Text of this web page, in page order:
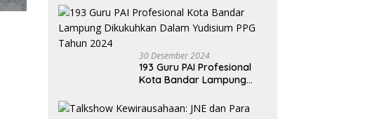
dari BNN Kabupaten
Lampung Selatan
30 Desember 2024
193 Guru PAI Profesional
Kota Bandar Lampung
Yudisium PPG Tahun 2024